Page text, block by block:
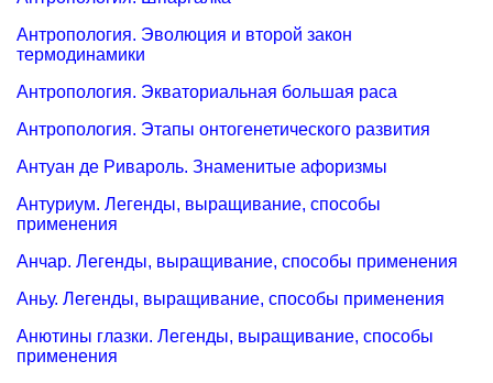
Антропология. Эволюция и второй закон
термодинамики
Антропология. Экваториальная большая раса
Антропология. Этапы онтогенетического развития
Антуан де Ривароль. Знаменитые афоризмы
Антуриум. Легенды, выращивание, способы
применения
Анчар. Легенды, выращивание, способы применения
Аньу. Легенды, выращивание, способы применения
Анютины глазки. Легенды, выращивание, способы
применения